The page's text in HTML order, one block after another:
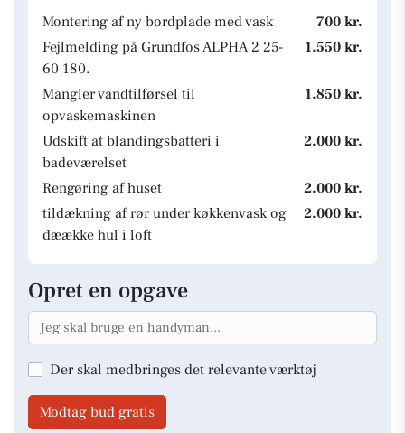
Montering af ny bordplade med vask
700 kr.
Fejlmelding på Grundfos ALPHA 2 25-
60 180.
1.550 kr.
Mangler vandtilførsel til
opvaskemaskinen
1.850 kr.
Udskift at blandingsbatteri i
badeværelset
2.000 kr.
Rengøring af huset
2.000 kr.
tildækning af rør under køkkenvask og
dæække hul i loft
2.000 kr.
Opret en opgave
Der skal medbringes det relevante værktøj
Modtag bud gratis